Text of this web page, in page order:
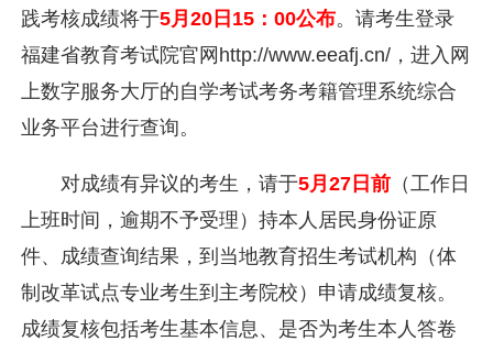
践考核成绩将于5月20日15：00公布。请考生登录
福建省教育考试院官网http://www.eeafj.cn/，进入网
上数字服务大厅的自学考试考务考籍管理系统综合
业务平台进行查询。
对成绩有异议的考生，请于5月27日前（工作日
上班时间，逾期不予受理）持本人居民身份证原
件、成绩查询结果，到当地教育招生考试机构（体
制改革试点专业考生到主考院校）申请成绩复核。
成绩复核包括考生基本信息、是否为考生本人答卷